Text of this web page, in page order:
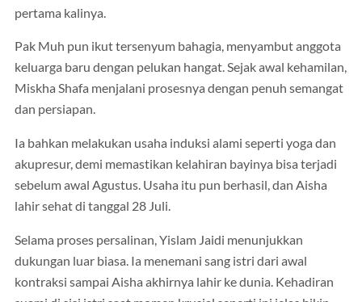
pertama kalinya.
Pak Muh pun ikut tersenyum bahagia, menyambut anggota
keluarga baru dengan pelukan hangat. Sejak awal kehamilan,
Miskha Shafa menjalani prosesnya dengan penuh semangat
dan persiapan.
Ia bahkan melakukan usaha induksi alami seperti yoga dan
akupresur, demi memastikan kelahiran bayinya bisa terjadi
sebelum awal Agustus. Usaha itu pun berhasil, dan Aisha
lahir sehat di tanggal 28 Juli.
Selama proses persalinan, Yislam Jaidi menunjukkan
dukungan luar biasa. Ia menemani sang istri dari awal
kontraksi sampai Aisha akhirnya lahir ke dunia. Kehadiran